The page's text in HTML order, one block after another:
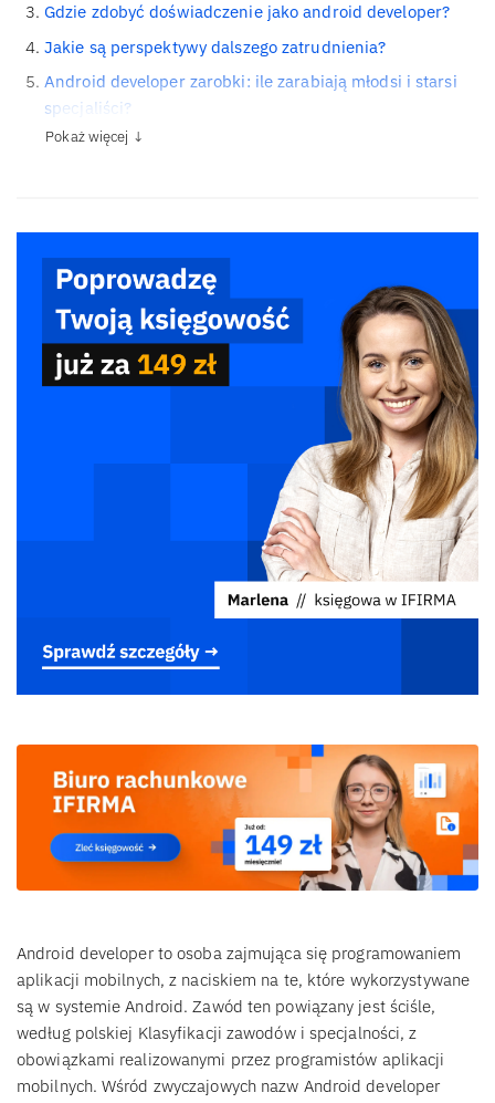
Gdzie zdobyć doświadczenie jako android developer?
Jakie są perspektywy dalszego zatrudnienia?
Android developer zarobki: ile zarabiają młodsi i starsi
specjaliści?
Pokaż więcej ↓
Android developer to osoba zajmująca się programowaniem
aplikacji mobilnych, z naciskiem na te, które wykorzystywane
są w systemie Android. Zawód ten powiązany jest ściśle,
według polskiej Klasyfikacji zawodów i specjalności, z
obowiązkami realizowanymi przez programistów aplikacji
mobilnych. Wśród zwyczajowych nazw Android developer